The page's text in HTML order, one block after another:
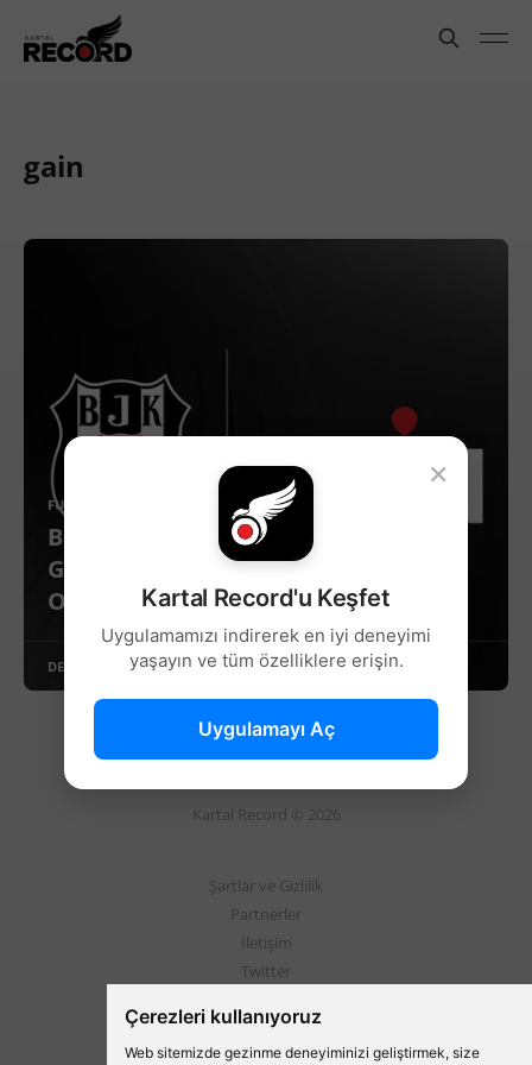
Çerezleri kullanıyoruz
Web sitemizde gezinme deneyiminizi geliştirmek, size
gain
FUTBOL
BEŞİKTAŞ’TAN RESMİ AÇIKLAMA:
GÜNEY TRİBÜNÜ’NÜN YENİ İSMİ BELLİ
OLDU!
DEVAMINI OKU
Kartal Record © 2026
Şartlar ve Gizlilik
Partnerler
İletişim
Twitter
×
Kartal Record'u Keşfet
Uygulamamızı indirerek en iyi deneyimi
yaşayın ve tüm özelliklere erişin.
Uygulamayı Aç